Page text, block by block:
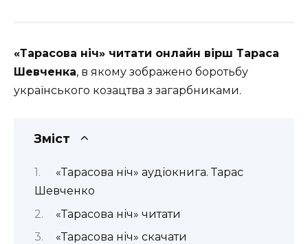
«Тарасова ніч» читати онлайн вірш Тараса
Шевченка, в якому зображено боротьбу
українського козацтва з загарбниками.
Зміст
«Тарасова ніч» аудіокнига. Тарас
Шевченко
«Тарасова ніч» читати
«Тарасова ніч» скачати